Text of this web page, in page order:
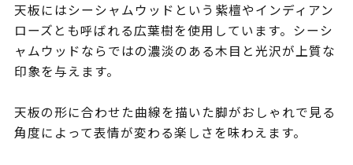
天板にはシーシャムウッドという紫檀やインディアン
ローズとも呼ばれる広葉樹を使用しています。シーシ
ャムウッドならではの濃淡のある木目と光沢が上質な
印象を与えます。
天板の形に合わせた曲線を描いた脚がおしゃれで見る
角度によって表情が変わる楽しさを味わえます。